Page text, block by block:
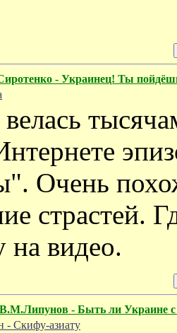
- Украинец! Ты
Очень
страстей.
на видео.
- Быть ли Украине с
- Скифу-азиату